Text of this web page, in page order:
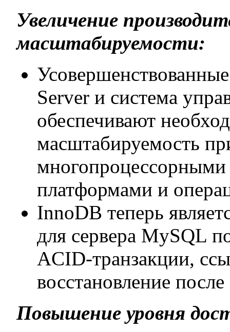
Увеличение
масштабируемости:
Server и система
обеспечивают
масштабируемость
платформами и
InnoDB теперь
для сервера MySQL
ACID-транзакции,
восстановление после
Повышение уровня